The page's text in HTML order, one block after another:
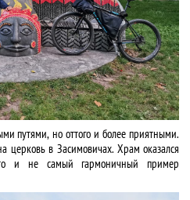
путями, но оттого и более приятными.
церковь в Засимовичах. Храм оказался
и не самый гармоничный пример